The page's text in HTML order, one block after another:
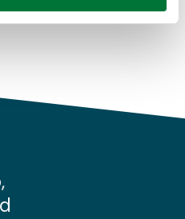
cómo se procesan sus
haga del sitio web con
publicidad y análisis